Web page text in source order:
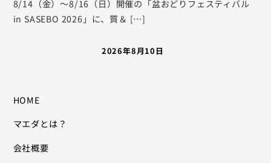
8/14（金）〜8/16（日）開催の「盆おどりフェスティバル
in SASEBO 2026」に、質＆ […]
2026年8月10日
HOME
マエダとは？
会社概要